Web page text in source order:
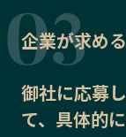
企業が求め
御社に応募
て、具体的